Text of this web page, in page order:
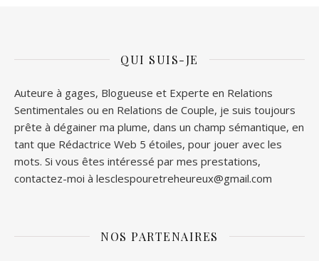
QUI SUIS-JE
Auteure à gages, Blogueuse et Experte en Relations
Sentimentales ou en Relations de Couple, je suis toujours
prête à dégainer ma plume, dans un champ sémantique, en
tant que Rédactrice Web 5 étoiles, pour jouer avec les
mots. Si vous êtes intéressé par mes prestations,
contactez-moi à lesclespouretreheureux@gmail.com
NOS PARTENAIRES